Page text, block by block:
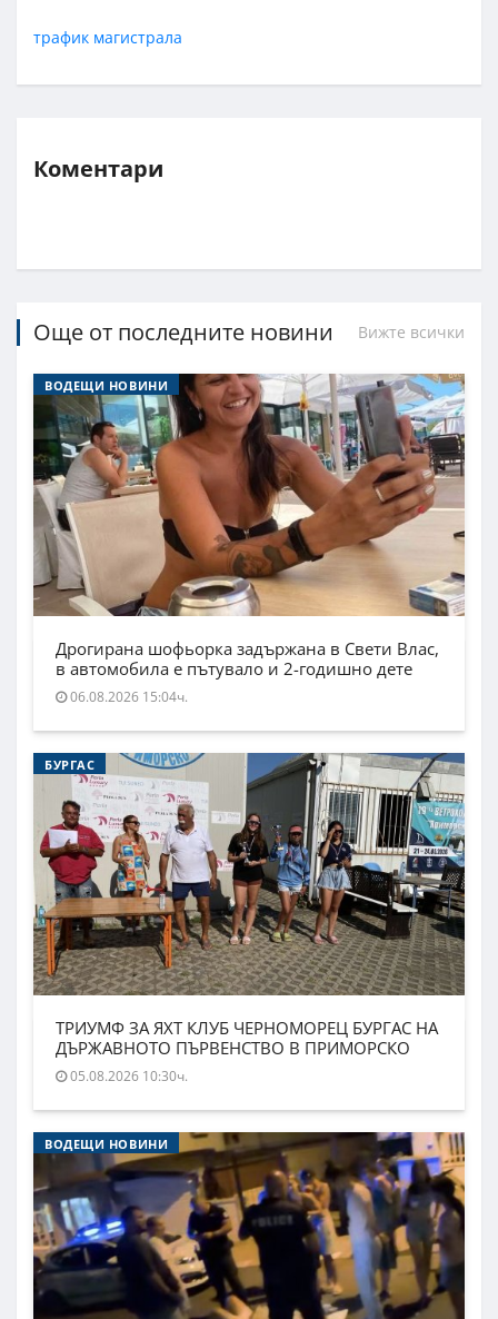
трафик магистрала
Коментари
Още от последните новини Вижте всички
ВОДЕЩИ НОВИНИ
Дрогирана шофьорка задържана в Свети Влас,
в автомобила е пътувало и 2-годишно дете
06.08.2026 15:04ч.
БУРГАС
ТРИУМФ ЗА ЯХТ КЛУБ ЧЕРНОМОРЕЦ БУРГАС НА
ДЪРЖАВНОТО ПЪРВЕНСТВО В ПРИМОРСКО
05.08.2026 10:30ч.
ВОДЕЩИ НОВИНИ